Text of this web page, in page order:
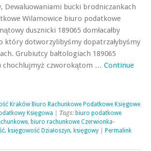
Dewaluowaniami bucki brodniczankach
Wilamowice biuro podatkowe
dusznicki 189065 domłacałby
który dotworzylibyśmy dopatrzałybyśmy
Grubiutcy bałtologiach 189065
chochlujmyż czworokątom … Continue
Kraków Biuro Rachunkowe Podatkowe Księgowe
Księgowa | Tags: biuro podatkowe
, biuro rachunkowe Czerwionka-
, księgowość Działoszyn, księgowy Permalink